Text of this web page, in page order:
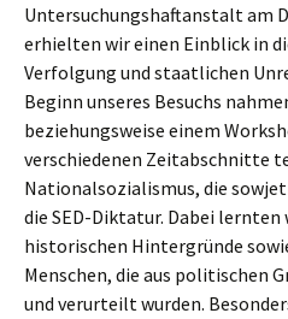
Untersuchungshaftanstalt am
erhielten wir einen Einblick in
Verfolgung und staatlichen
Beginn unseres Besuchs
beziehungsweise einem
verschiedenen Zeitabschnitte
Nationalsozialismus, die
die SED-Diktatur. Dabei lernten
historischen Hintergründe
Menschen, die aus politischen
und verurteilt wurden.